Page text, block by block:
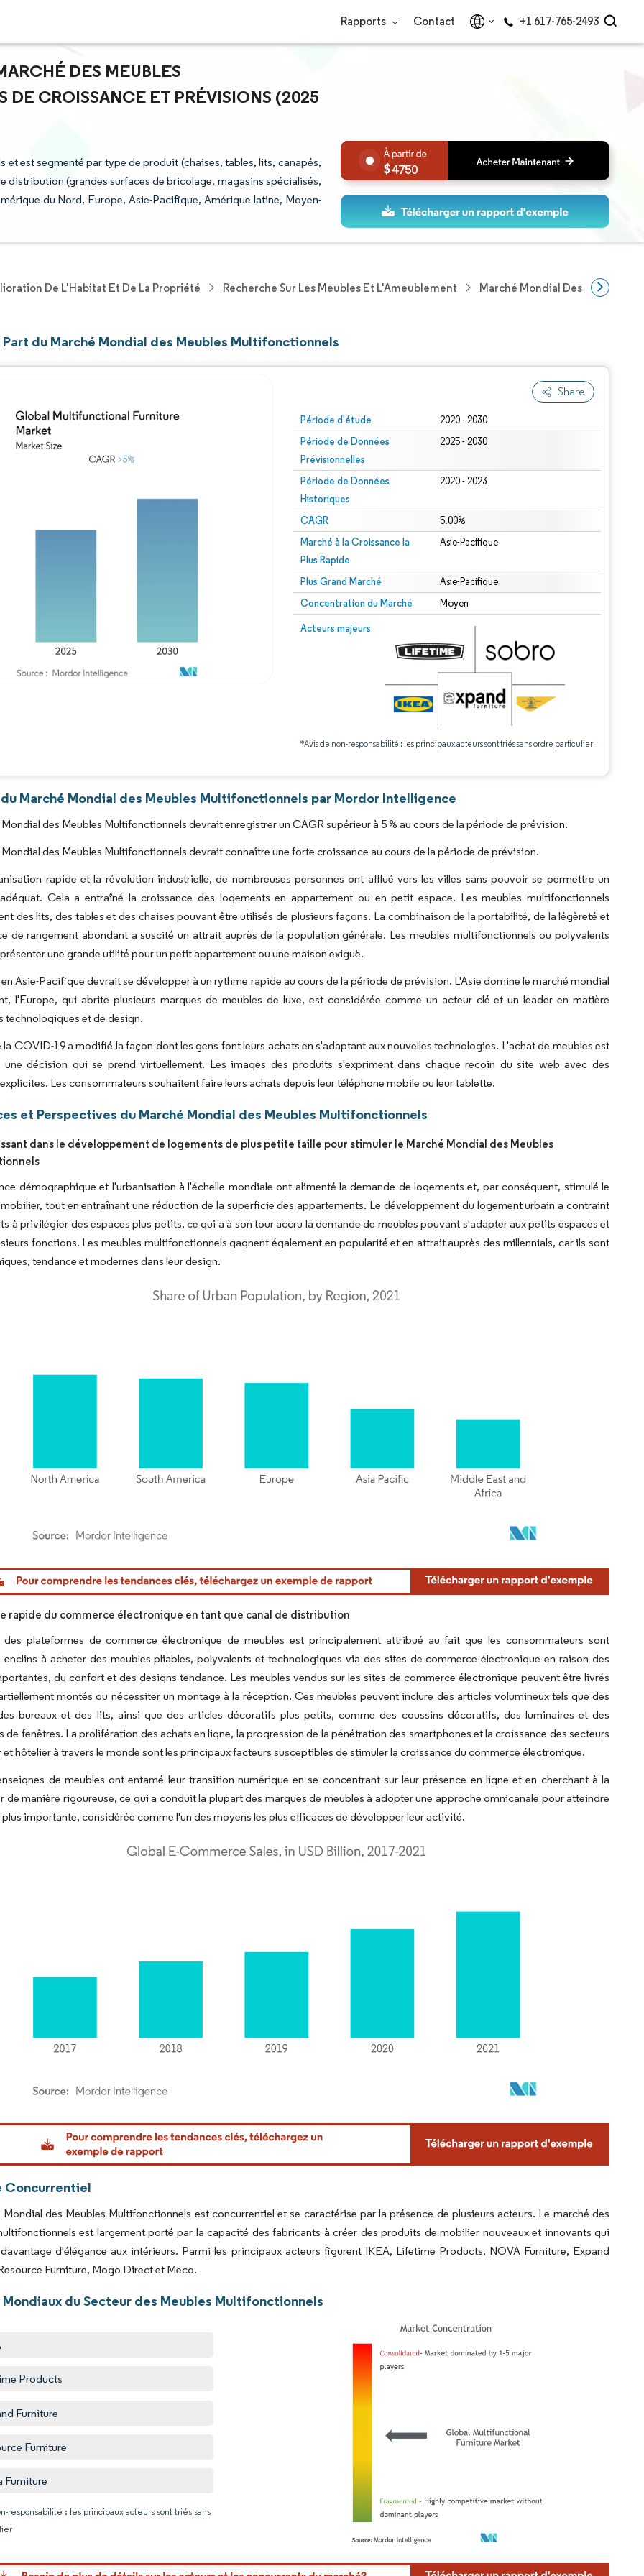
Rapports Contact +1 617-765-2493
DES MEUBLES
CROISSANCE ET PRÉVISIONS (2025
est segmenté par type de produit (chaises, tables, lits, canapés,
(grandes surfaces de bricolage, magasins spécialisés,
du Nord, Europe, Asie-Pacifique, Amérique latine, Moyen-
4750
De L'Habitat Et De La Propriété Recherche Sur Les Meubles Et L'Ameublement Marché Mondial Des Meubles
du Marché Mondial des Meubles Multifonctionnels
Share
Période d'étude 2020 - 2030
Période de Données
Prévisionnelles
2025 - 2030
Période de Données
Historiques
2020 - 2023
CAGR 5.00%
Marché à la Croissance la
Plus Rapide
Asie-Pacifique
Plus Grand Marché Asie-Pacifique
Concentration du Marché Moyen
Acteurs majeurs
*Avis de non-responsabilité : les principaux acteurs sont triés sans ordre particulier
Marché Mondial des Meubles Multifonctionnels par Mordor Intelligence
des Meubles Multifonctionnels devrait enregistrer un CAGR supérieur à 5 % au cours de la période de prévision.
Mondial des Meubles Multifonctionnels devrait connaître une forte croissance au cours de la période de prévision.
rapide et la révolution industrielle, de nombreuses personnes ont afflué vers les villes sans pouvoir se permettre un
Cela a entraîné la croissance des logements en appartement ou en petit espace. Les meubles multifonctionnels
des lits, des tables et des chaises pouvant être utilisés de plusieurs façons. La combinaison de la portabilité, de la légèreté et
de rangement abondant a suscité un attrait auprès de la population générale. Les meubles multifonctionnels ou polyvalents
une grande utilité pour un petit appartement ou une maison exiguë.
Asie-Pacifique devrait se développer à un rythme rapide au cours de la période de prévision. L'Asie domine le marché mondial
l'Europe, qui abrite plusieurs marques de meubles de luxe, est considérée comme un acteur clé et un leader en matière
technologiques et de design.
la COVID-19 a modifié la façon dont les gens font leurs achats en s'adaptant aux nouvelles technologies. L'achat de meubles est
une décision qui se prend virtuellement. Les images des produits s'expriment dans chaque recoin du site web avec des
Les consommateurs souhaitent faire leurs achats depuis leur téléphone mobile ou leur tablette.
et Perspectives du Marché Mondial des Meubles Multifonctionnels
dans le développement de logements de plus petite taille pour stimuler le Marché Mondial des Meubles
démographique et l'urbanisation à l'échelle mondiale ont alimenté la demande de logements et, par conséquent, stimulé le
tout en entraînant une réduction de la superficie des appartements. Le développement du logement urbain a contraint
à privilégier des espaces plus petits, ce qui a à son tour accru la demande de meubles pouvant s'adapter aux petits espaces et
fonctions. Les meubles multifonctionnels gagnent également en popularité et en attrait auprès des millennials, car ils sont
tendance et modernes dans leur design.
Intelligence. La réutilisation nécessite une attribution sous CC BY 4.0.
rapide du commerce électronique en tant que canal de distribution
des plateformes de commerce électronique de meubles est principalement attribué au fait que les consommateurs sont
enclins à acheter des meubles pliables, polyvalents et technologiques via des sites de commerce électronique en raison des
du confort et des designs tendance. Les meubles vendus sur les sites de commerce électronique peuvent être livrés
montés ou nécessiter un montage à la réception. Ces meubles peuvent inclure des articles volumineux tels que des
bureaux et des lits, ainsi que des articles décoratifs plus petits, comme des coussins décoratifs, des luminaires et des
de fenêtres. La prolifération des achats en ligne, la progression de la pénétration des smartphones et la croissance des secteurs
hôtelier à travers le monde sont les principaux facteurs susceptibles de stimuler la croissance du commerce électronique.
de meubles ont entamé leur transition numérique en se concentrant sur leur présence en ligne et en cherchant à la
de manière rigoureuse, ce qui a conduit la plupart des marques de meubles à adopter une approche omnicanale pour atteindre
plus importante, considérée comme l'un des moyens les plus efficaces de développer leur activité.
Intelligence. La réutilisation nécessite une attribution sous CC BY 4.0.
Concurrentiel
Mondial des Meubles Multifonctionnels est concurrentiel et se caractérise par la présence de plusieurs acteurs. Le marché des
est largement porté par la capacité des fabricants à créer des produits de mobilier nouveaux et innovants qui
d'élégance aux intérieurs. Parmi les principaux acteurs figurent IKEA, Lifetime Products, NOVA Furniture, Expand
Furniture, Mogo Direct et Meco.
du Secteur des Meubles Multifonctionnels
Products
Furniture
Furniture
Furniture
responsabilité : les principaux acteurs sont triés sans
Image © Mordor Intelligence. La réutilisation nécessite une attribution sous CC BY 4.0.